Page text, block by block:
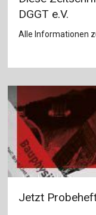
DGGT e.V.
Alle Informationen
Jetzt